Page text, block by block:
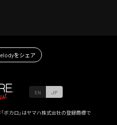
をシェア
EN JP
「ボカロ」はヤマハ株式会社の登録商標で